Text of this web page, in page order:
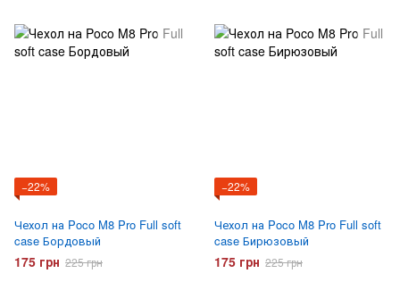
−22%
Чехол на Poco M8 Pro Full soft
case Бордовый
175 грн 225 грн
−22%
Чехол на Poco M8 Pro Full soft
case Бирюзовый
175 грн 225 грн